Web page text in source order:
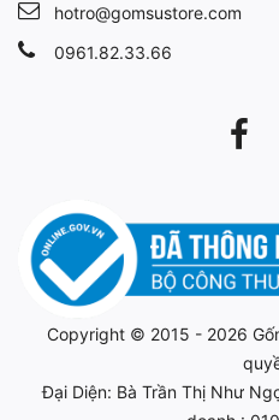
hotro@gomsustore.com
0961.82.33.66
Copyright © 2015 - 2026
Đại Diện: Bà Trần Thị Như